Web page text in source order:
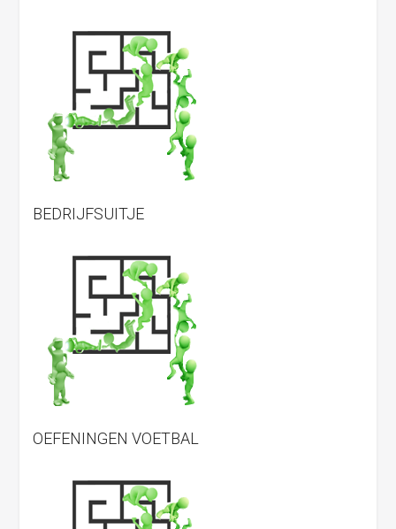
BEDRIJFSUITJE
OEFENINGEN VOETBAL